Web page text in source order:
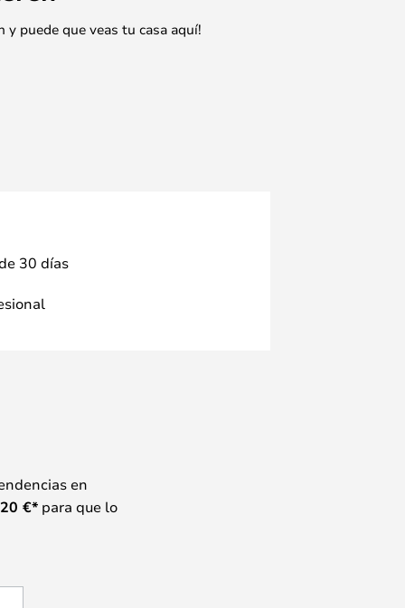
puede que veas tu casa aquí!
30 días
en
20 €*para que lo